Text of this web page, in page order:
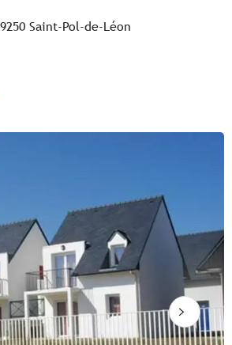
Saint-Pol-de-Léon
aux favoris